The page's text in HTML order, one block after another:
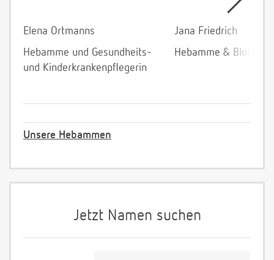
Elena Ortmanns
Hebamme und Gesundheits-
und Kinderkrankenpflegerin
Jana Friedrich
Hebamme &
Unsere Hebammen
Jetzt Namen suchen